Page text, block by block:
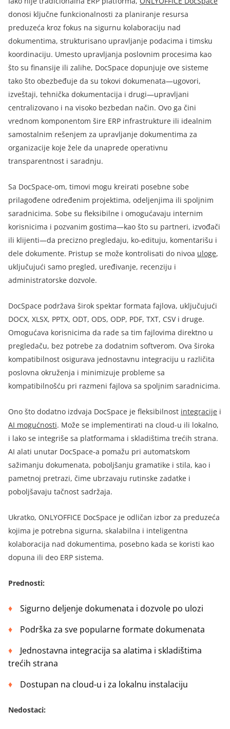
donosi ključne funkcionalnosti za planiranje resursa
preduzeća kroz fokus na sigurnu kolaboraciju nad
dokumentima, strukturisano upravljanje podacima i timsku
koordinaciju. Umesto upravljanja poslovnim procesima kao
što su finansije ili zalihe, DocSpace dopunjuje ove sisteme
tako što obezbeđuje da su tokovi dokumenata—ugovori,
izveštaji, tehnička dokumentacija i drugi—upravljani
centralizovano i na visoko bezbedan način. Ovo ga čini
vrednom komponentom šire ERP infrastrukture ili idealnim
samostalnim rešenjem za upravljanje dokumentima za
organizacije koje žele da unaprede operativnu
transparentnost i saradnju.
Sa DocSpace-om, timovi mogu kreirati posebne sobe
prilagođene određenim projektima, odeljenjima ili spoljnim
saradnicima. Sobe su fleksibilne i omogućavaju internim
korisnicima i pozvanim gostima—kao što su partneri, izvođači
ili klijenti—da precizno pregledaju, ko-edituju, komentarišu i
dele dokumente. Pristup se može kontrolisati do nivoa uloge,
uključujući samo pregled, uređivanje, recenziju i
administratorske dozvole.
DocSpace podržava širok spektar formata fajlova, uključujući
DOCX, XLSX, PPTX, ODT, ODS, ODP, PDF, TXT, CSV i druge.
Omogućava korisnicima da rade sa tim fajlovima direktno u
pregledaču, bez potrebe za dodatnim softverom. Ova široka
kompatibilnost osigurava jednostavnu integraciju u različita
poslovna okruženja i minimizuje probleme sa
kompatibilnošću pri razmeni fajlova sa spoljnim saradnicima.
Ono što dodatno izdvaja DocSpace je fleksibilnost integracije i
AI mogućnosti. Može se implementirati na cloud-u ili lokalno,
i lako se integriše sa platformama i skladištima trećih strana.
AI alati unutar DocSpace-a pomažu pri automatskom
sažimanju dokumenata, poboljšanju gramatike i stila, kao i
pametnoj pretrazi, čime ubrzavaju rutinske zadatke i
poboljšavaju tačnost sadržaja.
Ukratko, ONLYOFFICE DocSpace je odličan izbor za preduzeća
kojima je potrebna sigurna, skalabilna i inteligentna
kolaboracija nad dokumentima, posebno kada se koristi kao
dopuna ili deo ERP sistema.
Prednosti:
Sigurno deljenje dokumenata i dozvole po ulozi
Podrška za sve popularne formate dokumenata
Jednostavna integracija sa alatima i skladištima
trećih strana
Dostupan na cloud-u i za lokalnu instalaciju
Nedostaci: